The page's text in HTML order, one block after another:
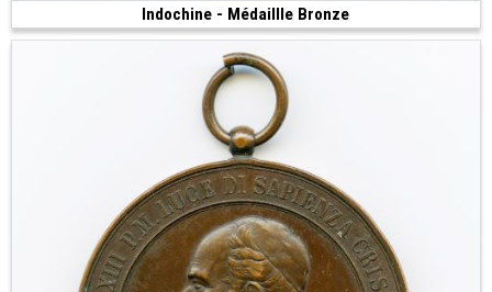
Indochine - Médaillle Bronze
(1931 • Paris • 74.48 g • 55 mm)